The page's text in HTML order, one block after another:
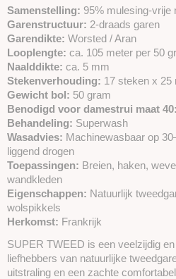
Samenstelling: 95% mulesing-vrije
Garenstructuur: 2-draads garen
Garendikte: Worsted / Aran
Looplengte: ca. 105 meter per 50
Naalddikte: ca. 5 mm
Stekenverhouding: 17 steken x 25
Gewicht bol: 50 gram
Benodigd voor damestrui maat 40:
Behandeling: Superwash
Wasadvies: Machinewasbaar op
liggend drogen
Toepassingen: Breien, haken,
wandkleden
Eigenschappen: Natuurlijk
wolspikkels
Herkomst: Frankrijk
SUPER TWEED is een veelzijdig
liefhebbers van natuurlijke
uitstraling en een zachte